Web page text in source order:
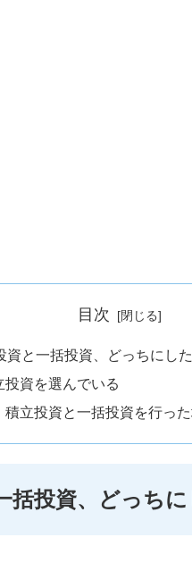
目次
資と一括投資、どっちにし
投資を選んでいる
積立投資と一括投資を行っ
括投資、どっち